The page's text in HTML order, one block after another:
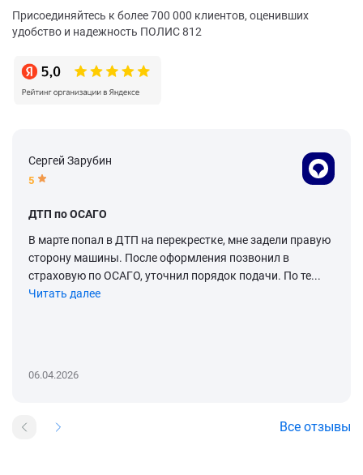
Присоединяйтесь к более 700 000 клиентов, оценивших
удобство и надежность ПОЛИС 812
Сергей Зарубин
5
ДТП по ОСАГО
В марте попал в ДТП на перекрестке, мне задели правую
сторону машины. После оформления позвонил в
страховую по ОСАГО, уточнил порядок подачи. По те...
Читать далее
06.04.2026
Все отзывы